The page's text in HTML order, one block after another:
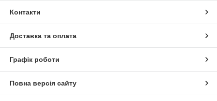
Контакти
Доставка та оплата
Графік роботи
Повна версія сайту